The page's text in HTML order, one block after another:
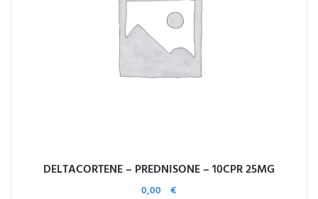
DELTACORTENE – PREDNISONE – 10CPR 25MG
0,00 €